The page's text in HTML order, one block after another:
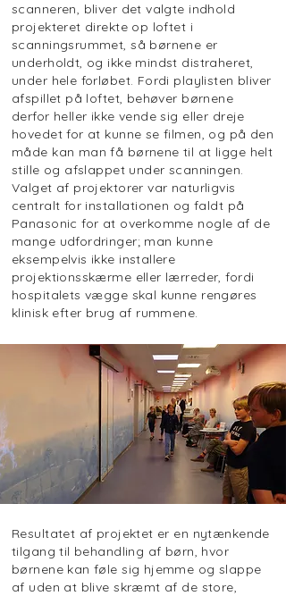
scanneren, bliver det valgte indhold
projekteret direkte op loftet i
scanningsrummet, så børnene er
underholdt, og ikke mindst distraheret,
under hele forløbet. Fordi playlisten bliver
afspillet på loftet, behøver børnene
derfor heller ikke vende sig eller dreje
hovedet for at kunne se filmen, og på den
måde kan man få børnene til at ligge helt
stille og afslappet under scanningen.
Valget af projektorer var naturligvis
centralt for installationen og faldt på
Panasonic for at overkomme nogle af de
mange udfordringer; man kunne
eksempelvis ikke installere
projektionsskærme eller lærreder, fordi
hospitalets vægge skal kunne rengøres
klinisk efter brug af rummene.
Resultatet af projektet er en nytænkende
tilgang til behandling af børn, hvor
børnene kan føle sig hjemme og slappe
af uden at blive skræmt af de store,